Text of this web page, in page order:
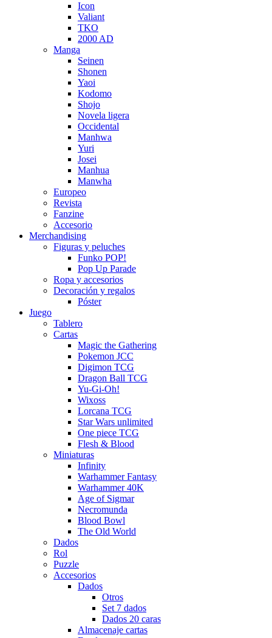
Icon
Valiant
TKO
2000 AD
Manga
Seinen
Shonen
Yaoi
Kodomo
Shojo
Novela ligera
Occidental
Manhwa
Yuri
Josei
Manhua
Manwha
Europeo
Revista
Fanzine
Accesorio
Merchandising
Figuras y peluches
Funko POP!
Pop Up Parade
Ropa y accesorios
Decoración y regalos
Póster
Juego
Tablero
Cartas
Magic the Gathering
Pokemon JCC
Digimon TCG
Dragon Ball TCG
Yu-Gi-Oh!
Wixoss
Lorcana TCG
Star Wars unlimited
One piece TCG
Flesh & Blood
Miniaturas
Infinity
Warhammer Fantasy
Warhammer 40K
Age of Sigmar
Necromunda
Blood Bowl
The Old World
Dados
Rol
Puzzle
Accesorios
Dados
Otros
Set 7 dados
Dados 20 caras
Almacenaje cartas